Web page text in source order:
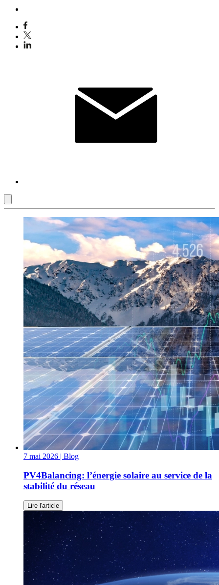
7 mai 2026 | Blog
PV4Balancing: l’énergie solaire au service de la
stabilité du réseau
Lire l'article